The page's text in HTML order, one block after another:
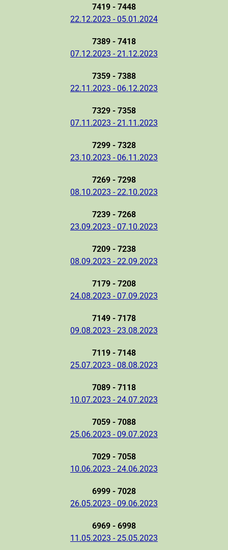
7419 - 7448
22.12.2023 - 05.01.2024
7389 - 7418
07.12.2023 - 21.12.2023
7359 - 7388
22.11.2023 - 06.12.2023
7329 - 7358
07.11.2023 - 21.11.2023
7299 - 7328
23.10.2023 - 06.11.2023
7269 - 7298
08.10.2023 - 22.10.2023
7239 - 7268
23.09.2023 - 07.10.2023
7209 - 7238
08.09.2023 - 22.09.2023
7179 - 7208
24.08.2023 - 07.09.2023
7149 - 7178
09.08.2023 - 23.08.2023
7119 - 7148
25.07.2023 - 08.08.2023
7089 - 7118
10.07.2023 - 24.07.2023
7059 - 7088
25.06.2023 - 09.07.2023
7029 - 7058
10.06.2023 - 24.06.2023
6999 - 7028
26.05.2023 - 09.06.2023
6969 - 6998
11.05.2023 - 25.05.2023